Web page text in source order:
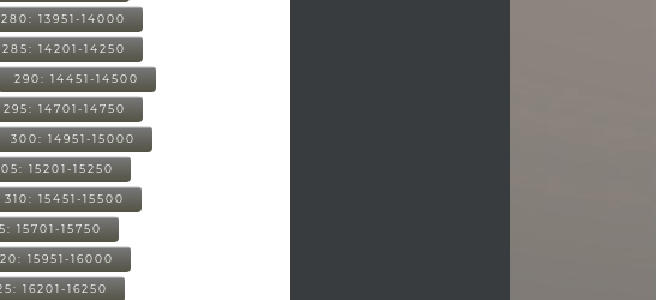
280: 13951-14000
285: 14201-14250
290: 14451-14500
295: 14701-14750
300: 14951-15000
15201-15250
310: 15451-15500
15701-15750
15951-16000
16201-16250